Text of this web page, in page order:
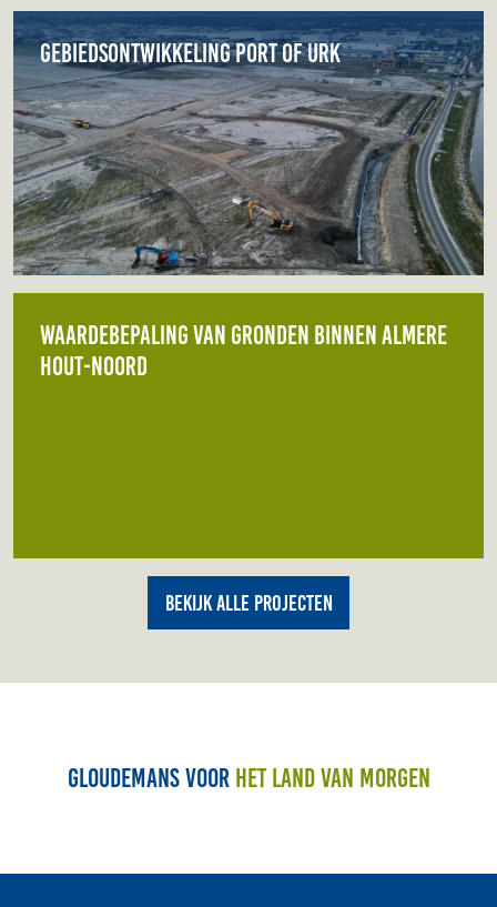
Gebiedsontwikkeling Port of Urk
Waardebepaling van gronden binnen Almere
Hout-Noord
Bekijk alle projecten
Gloudemans voor het land van morgen